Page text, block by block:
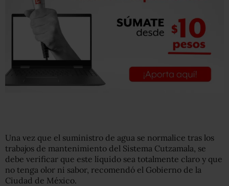
Una vez que el suministro de agua se normalice tras los
trabajos de mantenimiento del Sistema Cutzamala, se
debe verificar que este líquido sea totalmente claro y que
no tenga olor ni sabor, recomendó el Gobierno de la
Ciudad de México.